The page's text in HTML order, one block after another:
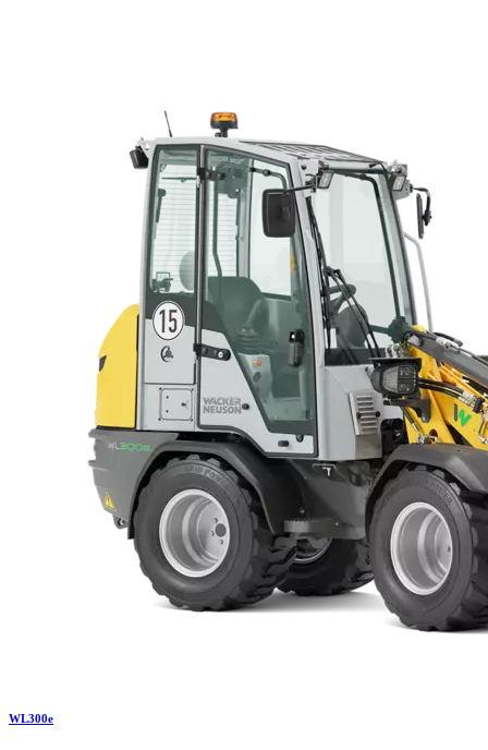
WL300e